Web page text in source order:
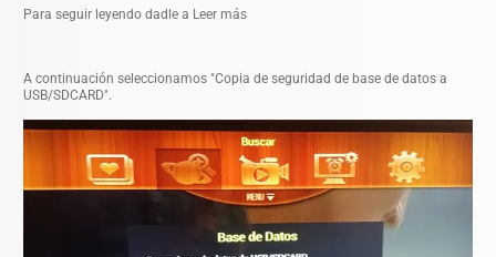
Para seguir leyendo dadle a Leer más
A continuación seleccionamos "Copia de seguridad de base de datos a
USB/SDCARD".